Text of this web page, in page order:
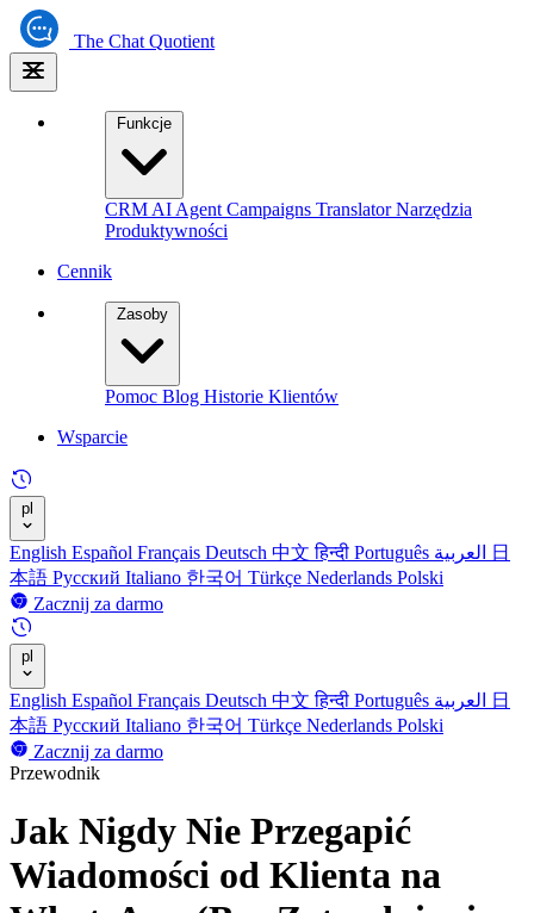
The Chat Quotient
Funkcje
CRM AI Agent Campaigns TranslatorNarzędzia
Produktywności
Cennik
Zasoby
Pomoc Blog Historie Klientów
Wsparcie
pl
English Español Français Deutsch 中文हिन्दी Português
日
本語 Русский Italiano 한국어 Türkçe Nederlands Polski
Zacznij za darmo
pl
English Español Français Deutsch 中文हिन्दी Português
日
本語 Русский Italiano 한국어 Türkçe Nederlands Polski
Zacznij za darmo
Przewodnik
Jak Nigdy Nie Przegapić
Wiadomości od Klienta na